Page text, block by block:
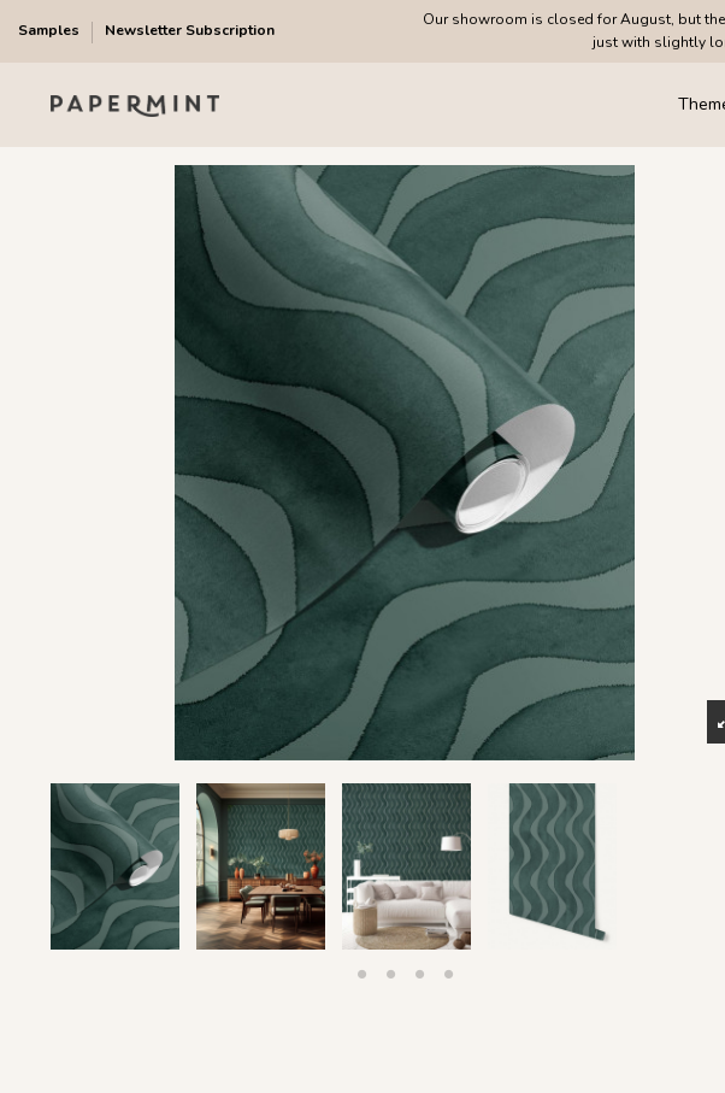
Samples Newsletter Subscription
Our showroom is closed for August, but
just with slightly